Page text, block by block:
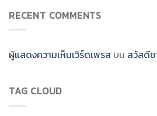
RECENT COMMENTS
ผู้แสดงความเห็นเวิร์ดเพรส บน สวัสดีช
TAG CLOUD